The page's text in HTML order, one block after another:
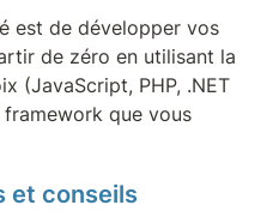
est de développer vos
de zéro en utilisant la
(JavaScript, PHP, .NET
que vous
et conseils